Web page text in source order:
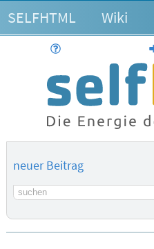
SELFHTML Wiki
neuer Beitrag
Suchbegriff